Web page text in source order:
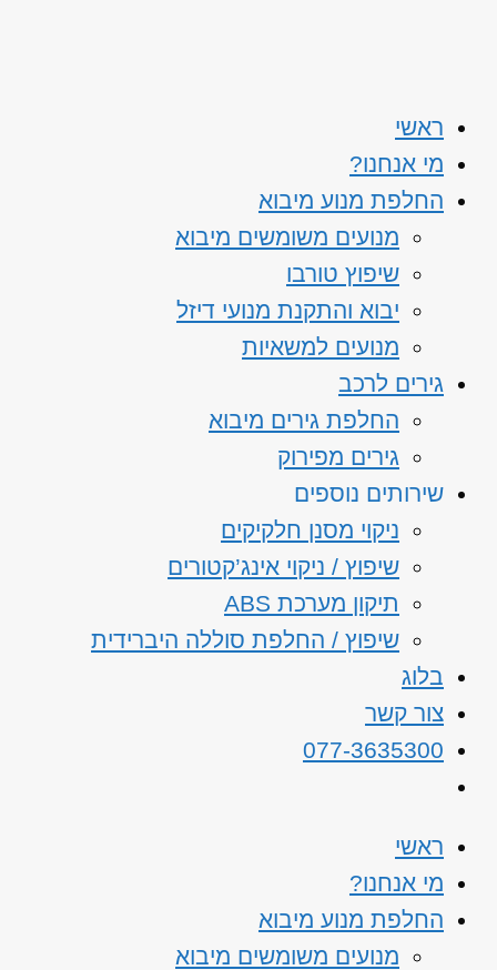
ראשי
מי אנחנו?
החלפת מנוע מיבוא
מנועים משומשים מיבוא
שיפוץ טורבו
יבוא והתקנת מנועי דיזל
מנועים למשאיות
גירים לרכב
החלפת גירים מיבוא
גירים מפירוק
שירותים נוספים
ניקוי מסנן חלקיקים
שיפוץ / ניקוי אינג’קטורים
תיקון מערכת ABS
שיפוץ / החלפת סוללה היברידית
בלוג
צור קשר
077-3635300
ראשי
מי אנחנו?
החלפת מנוע מיבוא
מנועים משומשים מיבוא